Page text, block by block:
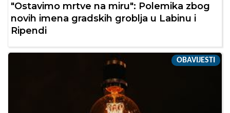
"Ostavimo mrtve na miru": Polemika zbog
novih imena gradskih groblja u Labinu i
Ripendi
OBAVIJESTI